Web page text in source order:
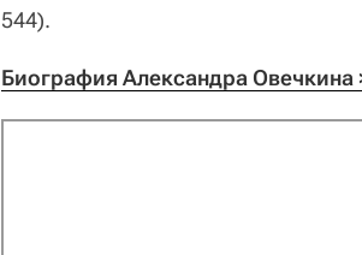
544).
Биография Александра Овечкина